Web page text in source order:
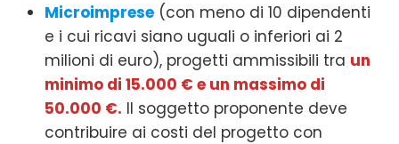
Microimprese (con meno di 10 dipendenti
e i cui ricavi siano uguali o inferiori ai 2
milioni di euro), progetti ammissibili tra un
minimo di 15.000 € e un massimo di
50.000 €. Il soggetto proponente deve
contribuire ai costi del progetto con